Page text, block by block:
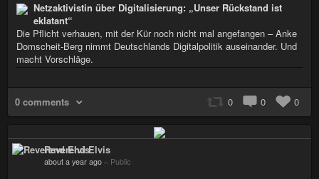
Netzaktivistin über Digitalisierung: „Unser Rückstand ist
eklatant“
Die Pflicht verhauen, mit der Kür noch nicht mal angefangen – Anke
Domscheit-Berg nimmt Deutschlands Digitalpolitik auseinander. Und
macht Vorschläge.
0 comments 0 0 0
Reverend Elvis
about a year ago – Public